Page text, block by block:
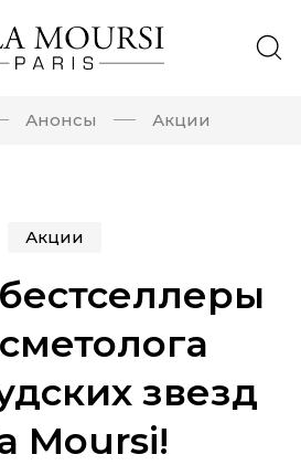
Анонсы Акции
Акции
звезд
Moursi!